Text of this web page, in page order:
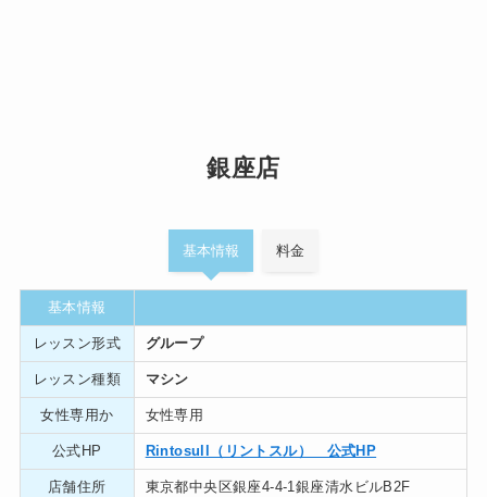
銀座店
基本情報 料金
基本情報
レッスン形式 グループ
レッスン種類 マシン
女性専用か 女性専用
公式HP Rintosull（リントスル） 公式HP
店舗住所 東京都中央区銀座4-4-1銀座清水ビルB2F